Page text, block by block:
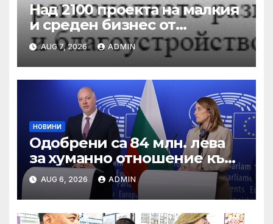
Над 2100 проекта на малкия
и среден бизнес от
въглищните региони се
състезават за 250 млн. лв. от
Програма „Развитие на
регионите“ 2021-2027 г.
AUG 7, 2026 ADMIN
НОВИНИ
Одобрени са 84 млн. лева
за хуманно отношение към
свине и птици
AUG 6, 2026 ADMIN